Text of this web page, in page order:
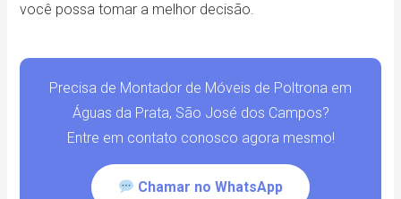
você possa tomar a melhor decisão.
Precisa de Montador de Móveis de Poltrona em
Águas da Prata, São José dos Campos?
Entre em contato conosco agora mesmo!
Chamar no WhatsApp